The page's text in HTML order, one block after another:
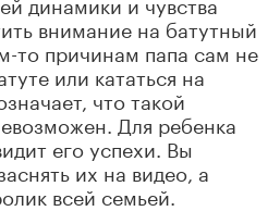
внимание на батутный
то причинам папа сам не
или кататься на
что такой
Для ребенка
его успехи. Вы
их на видео, а
всей семьей.